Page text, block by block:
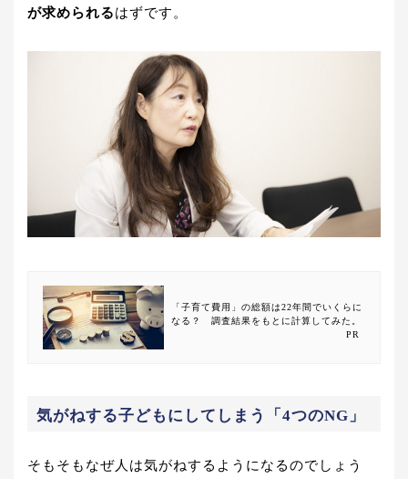
が求められるはずです。
「子育て費用」の総額は22年間でいくらに
なる？ 調査結果をもとに計算してみた。
PR
気がねする子どもにしてしまう「4つのNG」
そもそもなぜ人は気がねするようになるのでしょう